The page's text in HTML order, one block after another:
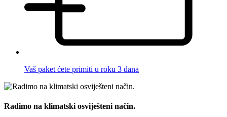
Vaš paket ćete primiti u roku 3 dana
Radimo na klimatski osviješteni način.